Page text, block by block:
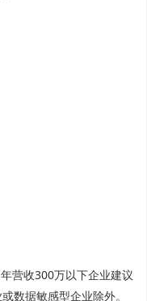
营收300万以下企业建议
数据敏感型企业除外。